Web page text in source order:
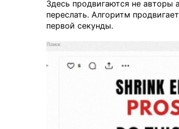
Здесь продвигаются не авторы
переслать. Алгоритм
первой секунды.